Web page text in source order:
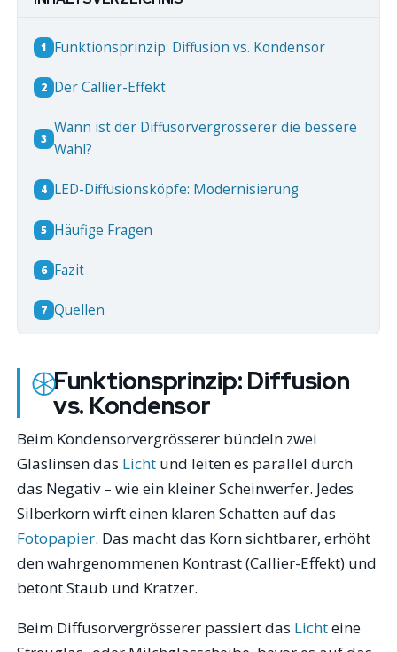
1 Funktionsprinzip: Diffusion vs. Kondensor
2 Der Callier-Effekt
3
Wann ist der Diffusorvergrösserer die bessere
Wahl?
4 LED-Diffusionsköpfe: Modernisierung
5 Häufige Fragen
6 Fazit
7 Quellen
Funktionsprinzip: Diffusion
vs. Kondensor
Beim Kondensorvergrösserer bündeln zwei
Glaslinsen das Licht und leiten es parallel durch
das Negativ – wie ein kleiner Scheinwerfer. Jedes
Silberkorn wirft einen klaren Schatten auf das
Fotopapier. Das macht das Korn sichtbarer, erhöht
den wahrgenommenen Kontrast (Callier-Effekt) und
betont Staub und Kratzer.
Beim Diffusorvergrösserer passiert das Lichteine